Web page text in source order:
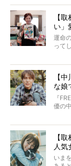
とこ
症し
きの
た。
いい
この
太郎
アに
【
い」
運命
って
り添
その
いて
こん
てい
ぼく
と思
【
な娘
ッ
『
優の
マち
カエ
【
人気
いま